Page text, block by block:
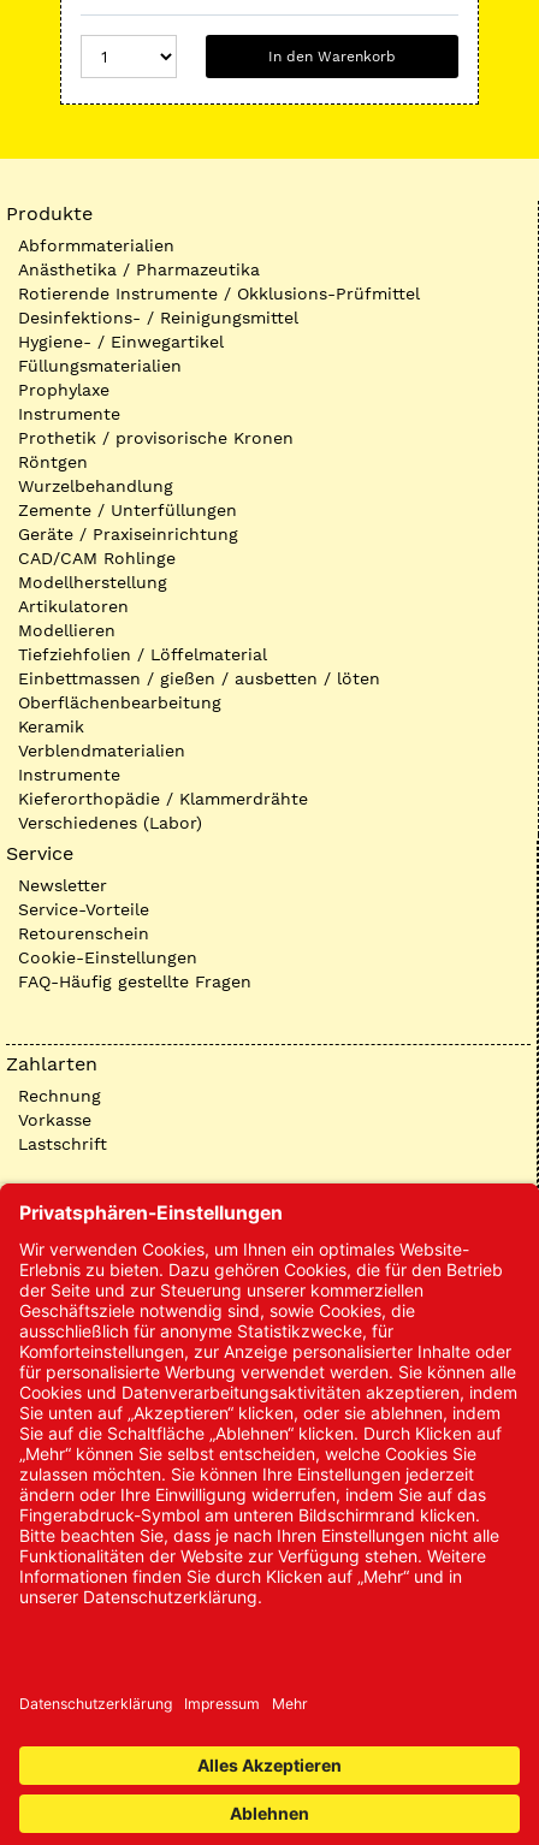
In den Warenkorb
Produkte
Abformmaterialien
Anästhetika / Pharmazeutika
Rotierende Instrumente / Okklusions-Prüfmittel
Desinfektions- / Reinigungsmittel
Hygiene- / Einwegartikel
Füllungsmaterialien
Prophylaxe
Instrumente
Prothetik / provisorische Kronen
Röntgen
Wurzelbehandlung
Zemente / Unterfüllungen
Geräte / Praxiseinrichtung
CAD/CAM Rohlinge
Modellherstellung
Artikulatoren
Modellieren
Tiefziehfolien / Löffelmaterial
Einbettmassen / gießen / ausbetten / löten
Oberflächenbearbeitung
Keramik
Verblendmaterialien
Instrumente
Kieferorthopädie / Klammerdrähte
Verschiedenes (Labor)
Service
Newsletter
Service-Vorteile
Retourenschein
Cookie-Einstellungen
FAQ-Häufig gestellte Fragen
Zahlarten
Rechnung
Vorkasse
Lastschrift
Kontakt
Kontakt/Anfrage
Neukundenanmeldung
Kennwort vergessen
Bestellungen
Sendung verfolgen
© 2024 Promed Vertriebsgesellschaft mbH | Alle Rechte
* Alle Preise zzgl. gesetzlicher Mehrwertsteuer
Impressum AGB Datenschutz Nachhaltigkeit